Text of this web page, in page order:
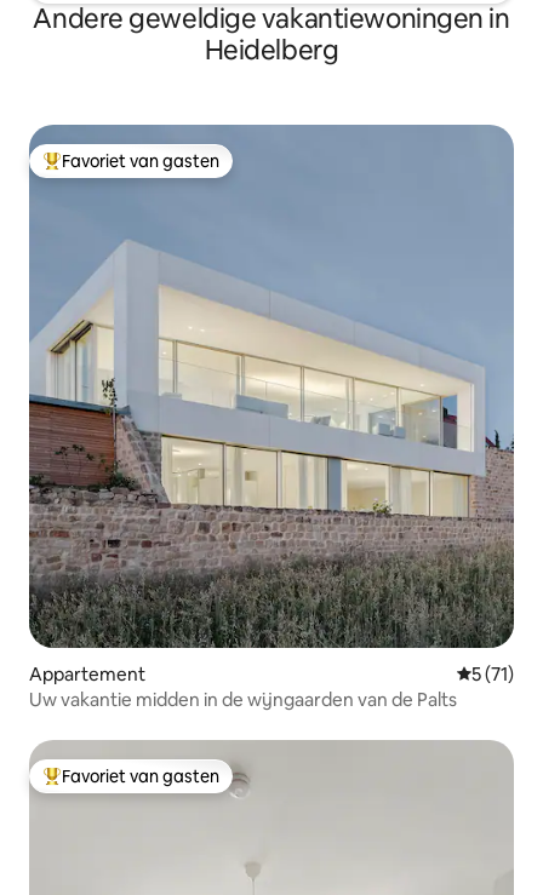
Andere geweldige vakantiewoningen in
Heidelberg
Topfavoriet van gasten
Favoriet van gasten
Appartement
5 (71)
Uw vakantie midden in de wijngaarden van de Palts
Topfavoriet van gasten
Favoriet van gasten